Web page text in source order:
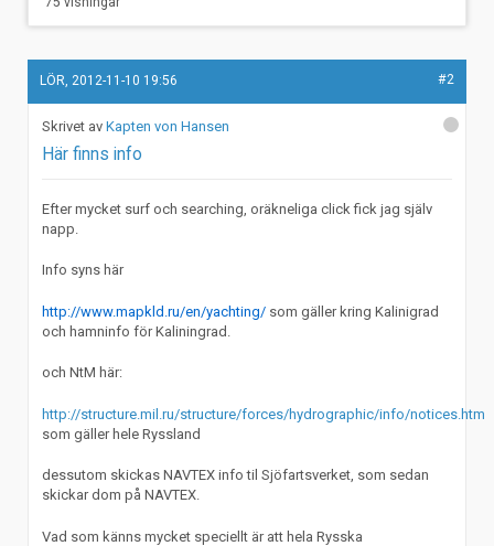
LÖR, 2012-11-10 19:56 #2
Kapten von Hansen
Här finns info
Efter mycket surf och searching, oräkneliga click fick jag själv
napp.
Info syns här
http://www.mapkld.ru/en/yachting/ som gäller kring Kalinigrad
och hamninfo för Kaliningrad.
och NtM här:
http://structure.mil.ru/structure/forces/hydrographic/info/notices.htm
som gäller hele Ryssland
dessutom skickas NAVTEX info til Sjöfartsverket, som sedan
skickar dom på NAVTEX.
Vad som känns mycket speciellt är att hela Rysska